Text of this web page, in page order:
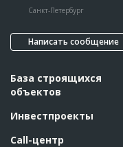
Санкт-Петербург
Написать сообщение
База строящихся
объектов
Инвестпроекты
Call-центр